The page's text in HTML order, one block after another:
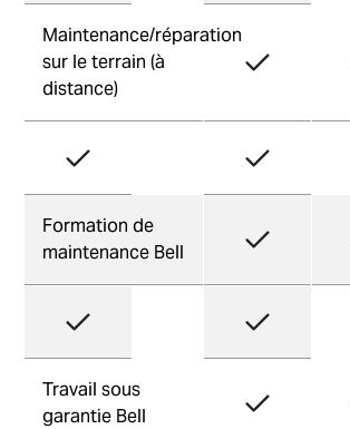
Maintenance/réparation
sur le terrain (à
distance)
Formation de
maintenance Bell
Travail sous
garantie Bell